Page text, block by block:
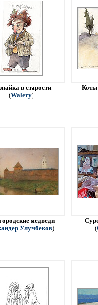
в старости
(Walery)
Коты
медведи
Улумбеков)
(